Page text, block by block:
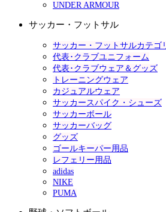
UNDER ARMOUR
サッカー・フットサル
サッカー・フットサルカテゴ
代表･クラブユニフォーム
代表･クラブウェア＆グッズ
トレーニングウェア
カジュアルウェア
サッカースパイク・シューズ
サッカーボール
サッカーバッグ
グッズ
ゴールキーパー用品
レフェリー用品
adidas
NIKE
PUMA